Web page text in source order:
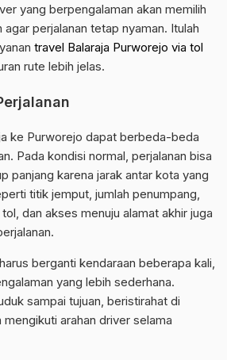
yang berpengalaman akan memilih
perjalanan tetap nyaman. Itulah
travel Balaraja Purworejo via tol
rute lebih jelas.
ke Purworejo dapat berbeda-beda
Pada kondisi normal, perjalanan bisa
panjang karena jarak antar kota yang
titik jemput, jumlah penumpang,
dan akses menuju alamat akhir juga
berganti kendaraan beberapa kali,
yang lebih sederhana.
sampai tujuan, beristirahat di
arahan driver selama